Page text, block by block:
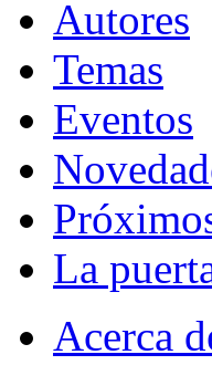
Autores
Temas
Eventos
La
Acerca